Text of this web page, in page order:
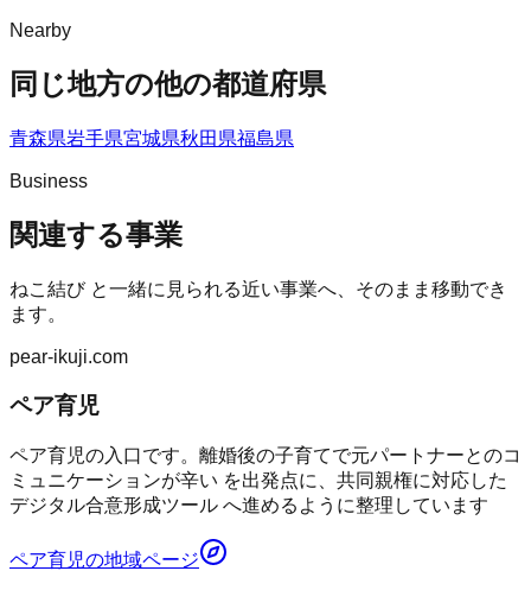
Nearby
同じ地方の他の都道府県
青森県岩手県宮城県秋田県福島県
Business
関連する事業
ねこ結びと一緒に見られる近い事業へ、そのまま移動でき
ます。
pear-ikuji.com
ペア育児
ペア育児の入口です。離婚後の子育てで元パートナーとのコ
ミュニケーションが辛い を出発点に、共同親権に対応した
デジタル合意形成ツール へ進めるように整理しています
ペア育児の地域ページ